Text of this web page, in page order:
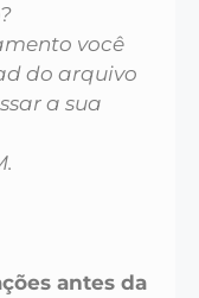
você
do arquivo
a sua
antes da